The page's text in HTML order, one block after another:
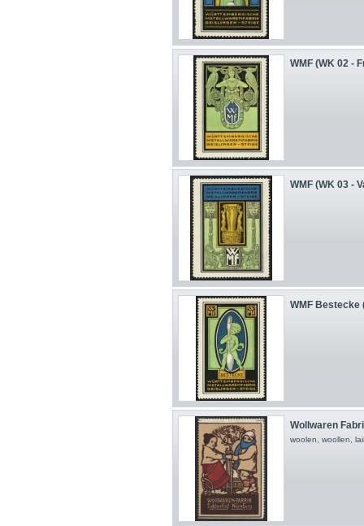
WMF (WK 02 -
WMF (WK 03 -
WMF Bestecke
Wollwaren
woolen, woollen,